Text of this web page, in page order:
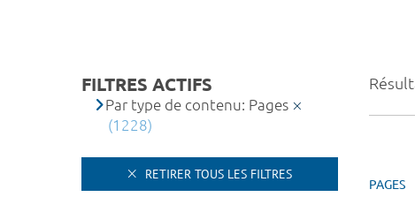
PAGES
FILTRES ACTIFS
Par type de contenu: Pages
(1228)
RETIRER TOUS LES FILTRES